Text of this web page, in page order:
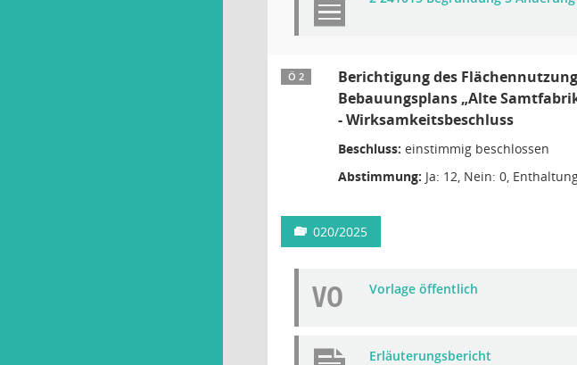
Ö 2
Berichtigung des
Bebauungsplans „Alte
- Wirksamkeitsbeschluss
Beschluss: einstimmig beschlossen
Abstimmung: Ja: 12, Nein: 0,
020/2025
VO Vorlage öffentlich
Erläuterungsbericht